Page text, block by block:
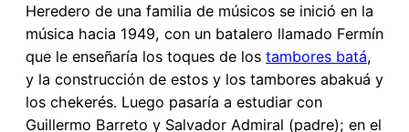
Heredero de una familia de músicos se inició en la
música hacia 1949, con un batalero llamado Fermín
que le enseñaría los toques de los tambores batá,
y la construcción de estos y los tambores abakuá y
los chekerés. Luego pasaría a estudiar con
Guillermo Barreto y Salvador Admiral (padre); en el